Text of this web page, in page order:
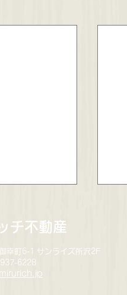
チ不動産
幸町6-1 サンライズ所沢2F
6228